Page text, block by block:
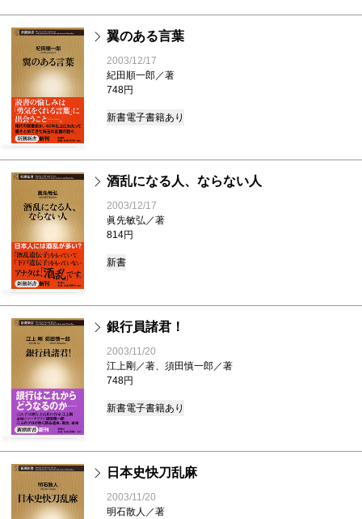
翼のある言葉
2003/12/17
紀田順一郎／著
748円
新書電子書籍あり
酒乱になる人、ならない人
2003/12/17
眞先敏弘／著
814円
新書
銀行員諸君！
2003/11/20
江上剛／著、須田慎一郎／著
748円
新書電子書籍あり
日本史快刀乱麻
2003/11/20
明石散人／著